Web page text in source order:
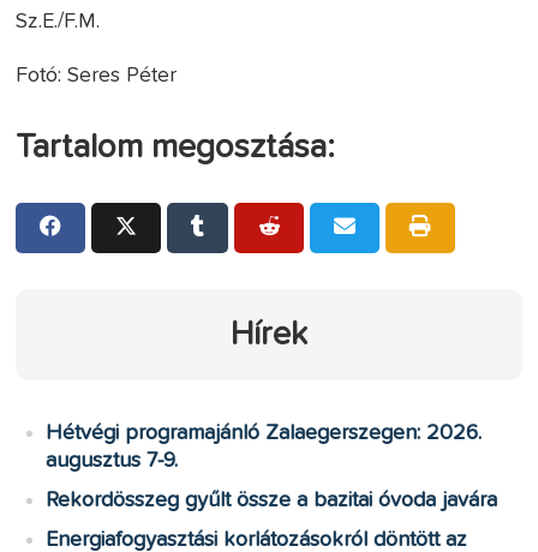
Sz.E./F.M.
Fotó: Seres Péter
Tartalom megosztása:
Hírek
Hétvégi programajánló Zalaegerszegen: 2026.
augusztus 7-9.
Rekordösszeg gyűlt össze a bazitai óvoda javára
Energiafogyasztási korlátozásokról döntött az